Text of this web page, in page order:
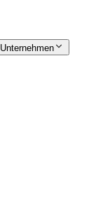
Unternehmen